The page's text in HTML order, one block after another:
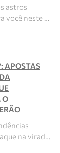
astros
você neste …
APOSTAS
O
na virad…